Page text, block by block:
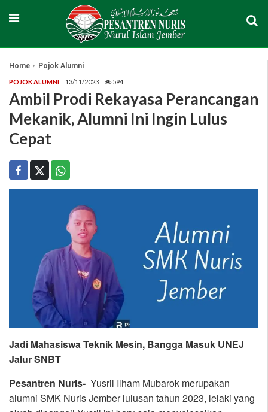
Home Pojok Alumni
POJOK ALUMNI 13/11/2023 594
Ambil Prodi Rekayasa Perancangan
Mekanik, Alumni Ini Ingin Lulus
Cepat
Jadi Mahasiswa Teknik Mesin, Bangga Masuk UNEJ
Jalur SNBT
Pesantren Nuris- Yusril Ilham Mubarok merupakan
alumni SMK Nuris Jember lulusan tahun 2023, lelaki yang